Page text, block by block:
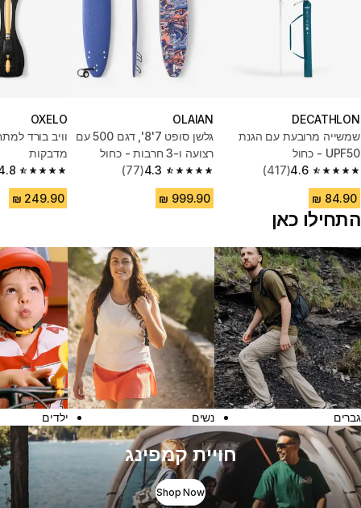
DECATHLON
שמשייה מרובעת עם הגנת
UPF50 - כחול
4.6
4.6 out of 5 stars from 417 reviews
(417)
OLAIAN
גלשן סופט 7'8'‎‎, דגם 500 עם
רצועה ו-3 חרבות - כחול
4.3
4.3 out of 5 stars from 77 reviews
(77)
OXELO
מדבקות
4.8 out of 5 stars from 119 reviews
‏249.90 ₪
התחילו כאן
גברים נשים ילדים
חויית קמפינג
Shop Now